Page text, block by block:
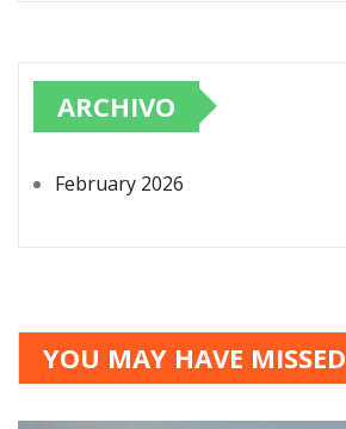
ARCHIVO
February 2026
YOU MAY HAVE MISSED